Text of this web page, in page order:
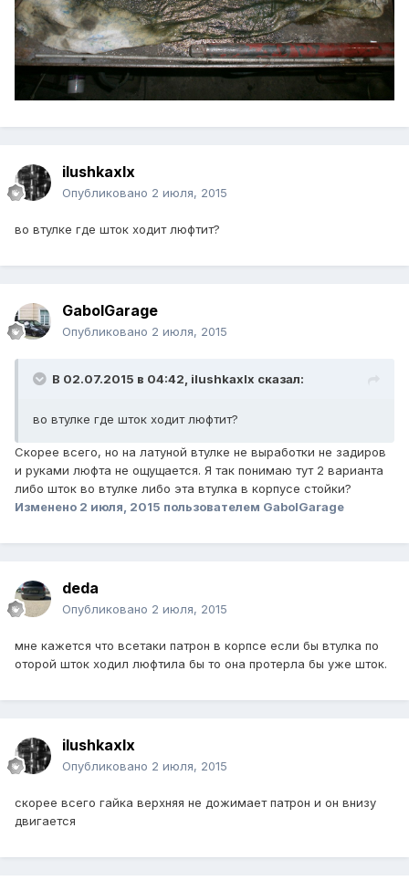
ilushkaxlx
Опубликовано 2 июля, 2015
во втулке где шток ходит люфтит?
GabolGarage
Опубликовано 2 июля, 2015
В 02.07.2015 в 04:42, ilushkaxlx сказал:
во втулке где шток ходит люфтит?
Скорее всего, но на латуной втулке не выработки не задиров
и руками люфта не ощущается. Я так понимаю тут 2 варианта
либо шток во втулке либо эта втулка в корпусе стойки?
Изменено 2 июля, 2015 пользователем GabolGarage
deda
Опубликовано 2 июля, 2015
мне кажется что всетаки патрон в корпсе если бы втулка по
оторой шток ходил люфтила бы то она протерла бы уже шток.
ilushkaxlx
Опубликовано 2 июля, 2015
скорее всего гайка верхняя не дожимает патрон и он внизу
двигается